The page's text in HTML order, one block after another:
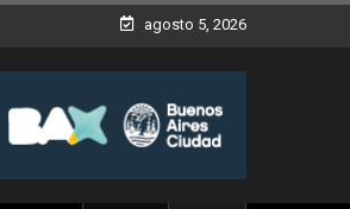
agosto 5, 2026